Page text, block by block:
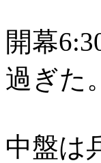
開幕
過ぎた。
中盤は